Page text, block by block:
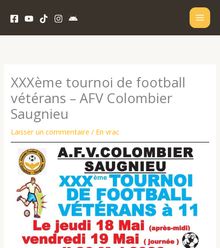
XXXème tournoi de football
vétérans – AFV Colombier
Saugnieu
Laisser un commentaire / En vrac